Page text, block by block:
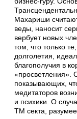
Махариши
веды, наносит
вербует новых
том, что только
долголетия,
благополучия в
«просветления».
показывающих,
медитаторов
и психики. О
ТМ секта,